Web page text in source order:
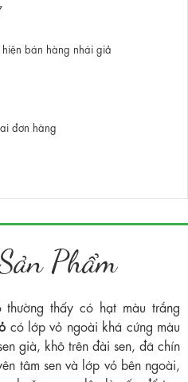
bán hàng nhái giả
đơn hàng
Phẩm
thường thấy có hạt màu trắng
có lớp vỏ ngoài khá cứng màu
già, khô trên đài sen, đã chín
tâm sen và lớp vỏ bên ngoài,